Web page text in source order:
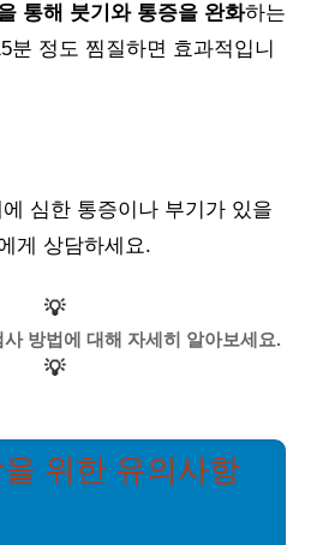
통해 붓기와 통증을 완화하는
분 정도 찜질하면 효과적입니
심한 통증이나 부기가 있을
게 상담하세요.
💡
방법에 대해 자세히 알아보세요.
💡
위한 유의사항